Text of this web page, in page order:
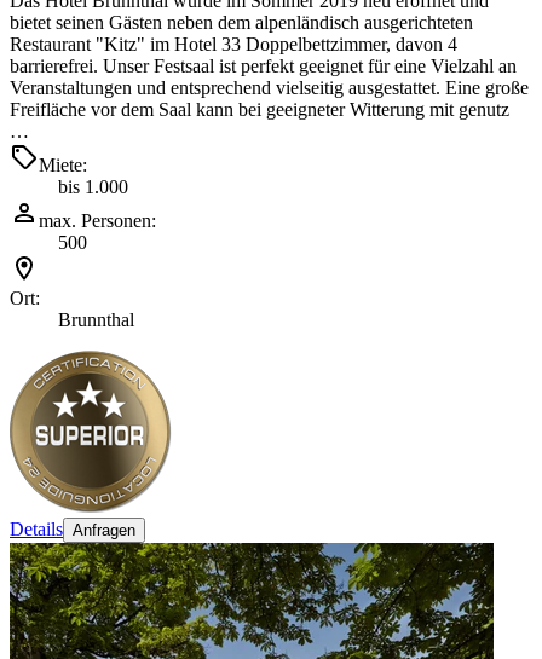
bietet seinen Gästen neben dem alpenländisch ausgerichteten
Restaurant "Kitz" im Hotel 33 Doppelbettzimmer, davon 4
barrierefrei. Unser Festsaal ist perfekt geeignet für eine Vielzahl an
Veranstaltungen und entsprechend vielseitig ausgestattet. Eine große
Freifläche vor dem Saal kann bei geeigneter Witterung mit genutz
…
Miete:
bis 1.000
max. Personen:
500
Ort:
Brunnthal
Details Anfragen